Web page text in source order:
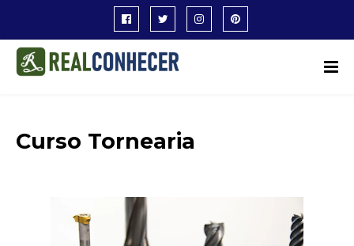
Curso Tornearia